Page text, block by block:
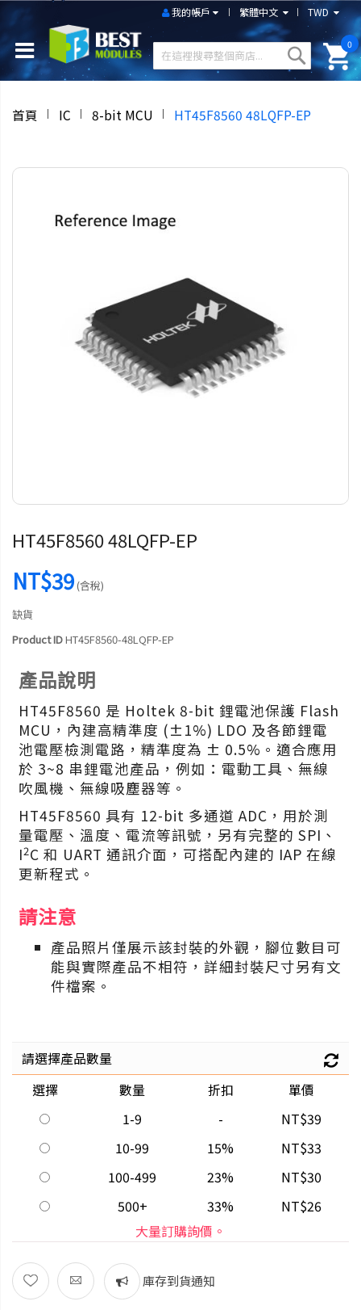
TWD
繁體中文
我的帳戶
0
首頁 IC 8-bit MCU HT45F8560 48LQFP-EP
HT45F8560 48LQFP-EP
NT$39(含稅)
缺貨
Product IDHT45F8560-48LQFP-EP
產品說明
HT45F8560 是 Holtek 8-bit 鋰電池保護 Flash
MCU，內建高精準度 (±1%) LDO 及各節鋰電
池電壓檢測電路，精準度為 ± 0.5%。適合應用
於 3~8 串鋰電池產品，例如：電動工具、無線
吹風機、無線吸塵器等。
HT45F8560 具有 12-bit 多通道 ADC，用於測
量電壓、溫度、電流等訊號，另有完整的 SPI、
I2C 和 UART 通訊介面，可搭配內建的 IAP 在線
更新程式。
請注意
產品照片僅展示該封裝的外觀，腳位數目可
能與實際產品不相符，詳細封裝尺寸另有文
件檔案。
請選擇產品數量
選擇
數量 折扣
單價
1-9
-
NT$39
10-99
15%
NT$33
100-499
23%
NT$30
500+
33%
NT$26
大量訂購詢價。
庫存到貨通知